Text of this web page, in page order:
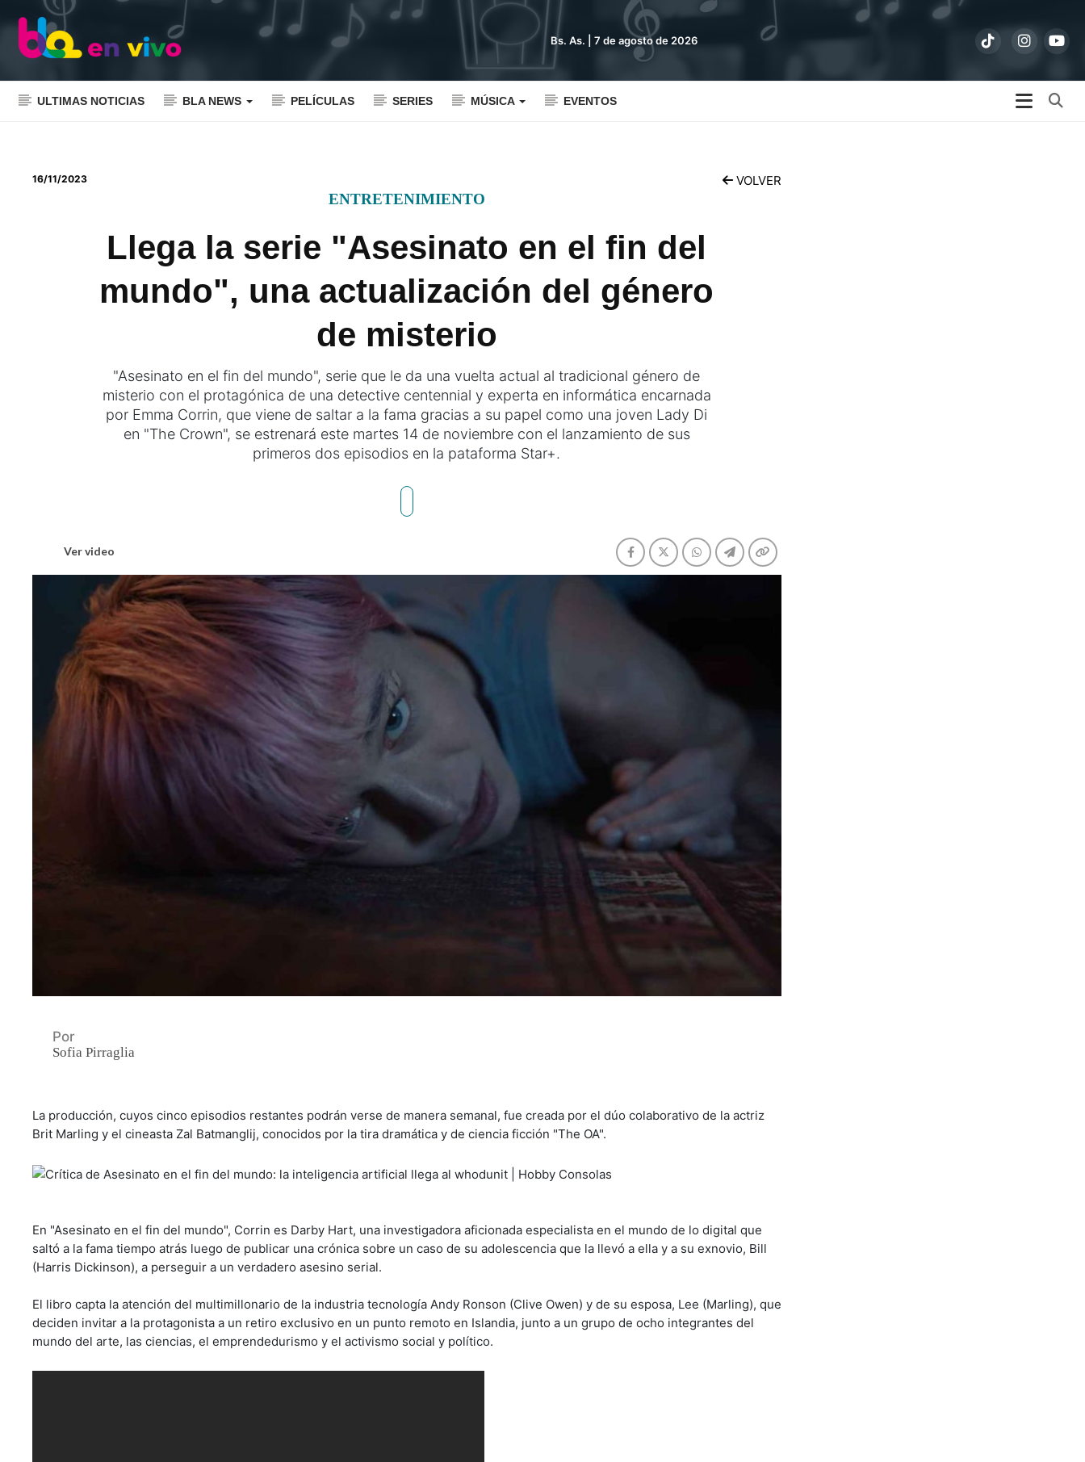
Bs. As. | 7 de agosto de 2026
ULTIMAS NOTICIAS BLA NEWS PELÍCULAS SERIES MÚSICA EVENTOS
16/11/2023 VOLVER
ENTRETENIMIENTO
Llega la serie "Asesinato en el fin del
mundo", una actualización del género
de misterio
"Asesinato en el fin del mundo", serie que le da una vuelta actual al tradicional género de
misterio con el protagónica de una detective centennial y experta en informática encarnada
por Emma Corrin, que viene de saltar a la fama gracias a su papel como una joven Lady Di
en "The Crown", se estrenará este martes 14 de noviembre con el lanzamiento de sus
primeros dos episodios en la pataforma Star+.
Ver video
Por
Sofia Pirraglia
La producción, cuyos cinco episodios restantes podrán verse de manera semanal, fue creada por el dúo colaborativo de la actriz
Brit Marling y el cineasta Zal Batmanglij, conocidos por la tira dramática y de ciencia ficción "The OA".
En "Asesinato en el fin del mundo", Corrin es Darby Hart, una investigadora aficionada especialista en el mundo de lo digital que
saltó a la fama tiempo atrás luego de publicar una crónica sobre un caso de su adolescencia que la llevó a ella y a su exnovio, Bill
(Harris Dickinson), a perseguir a un verdadero asesino serial.
El libro capta la atención del multimillonario de la industria tecnología Andy Ronson (Clive Owen) y de su esposa, Lee (Marling), que
deciden invitar a la protagonista a un retiro exclusivo en un punto remoto en Islandia, junto a un grupo de ocho integrantes del
mundo del arte, las ciencias, el emprendedurismo y el activismo social y político.